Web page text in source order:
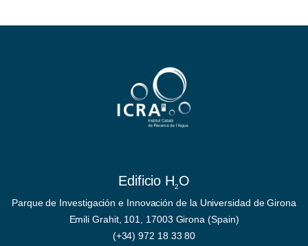
Edificio H2O
Parque de Investigación e Innovación de la Universidad de Girona
Emili Grahit, 101, 17003 Girona (Spain)
(+34) 972 18 33 80